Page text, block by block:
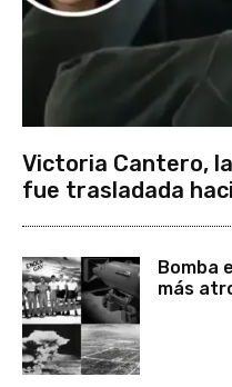
Victoria Cantero,
fue trasladada
Bomba
más